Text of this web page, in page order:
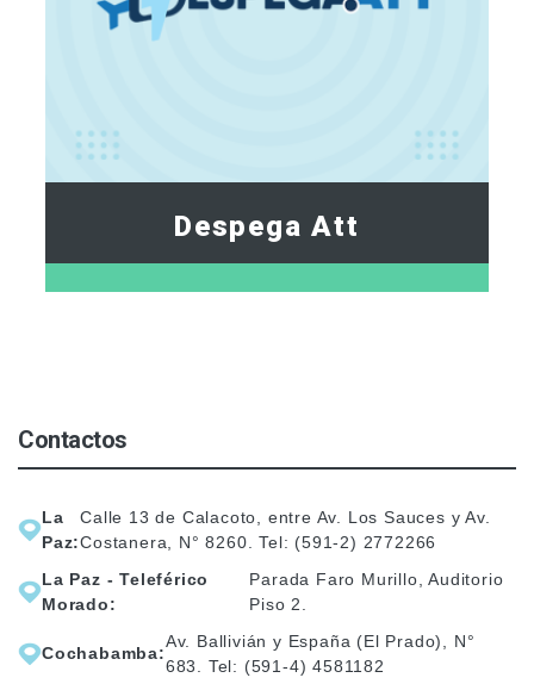
Despega Att
Contactos
La
Paz:
Calle 13 de Calacoto, entre Av. Los Sauces y Av.
Costanera, N° 8260. Tel: (591-2) 2772266
La Paz - Teleférico
Morado:
Parada Faro Murillo, Auditorio
Piso 2.
Cochabamba:
Av. Ballivián y España (El Prado), N°
683. Tel: (591-4) 4581182